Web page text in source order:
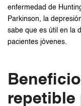
enfermedad de
Parkinson, la
sabe que es útil en la
pacientes jóvenes.
repetible